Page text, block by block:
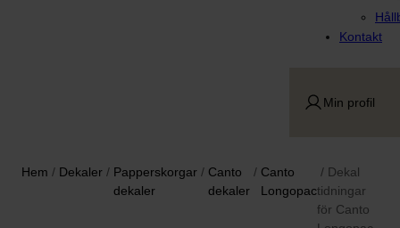
Kontakt
Min profil
Hem / Dekaler / Papperskorgar
dekaler
/ Canto
dekaler
/ Canto
Longopac
/ Dekal
tidningar
för Canto